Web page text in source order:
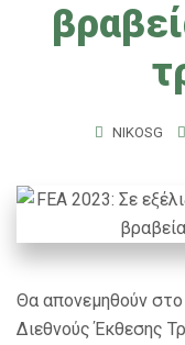
NIKOSG
Θα απονεμηθούν
Διεθνούς Έκθεσης